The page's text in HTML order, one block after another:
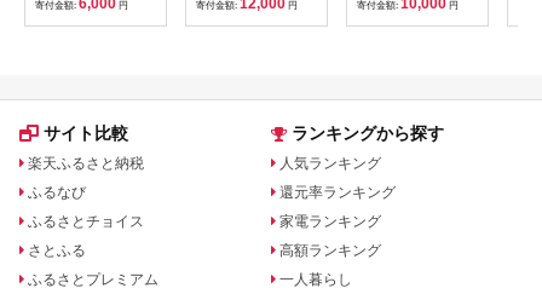
トレートタイプ 鹿児
島県 福山町 かめ壺 2
使用 伊佐市【財宝】
寄付金額: 6,000 円
ース カフェ ギフト ネ
スレ [2047]
寄付金額: 12,000 円 寄付金額: 10,000 円
ヒ
サイト比較
楽天ふるさと納税
ふるなび
ふるさとチョイス
さとふる
ふるさとプレミアム
ランキングから探す
人気ランキング
還元率ランキング
家電ランキング
高額ランキング
一人暮らし